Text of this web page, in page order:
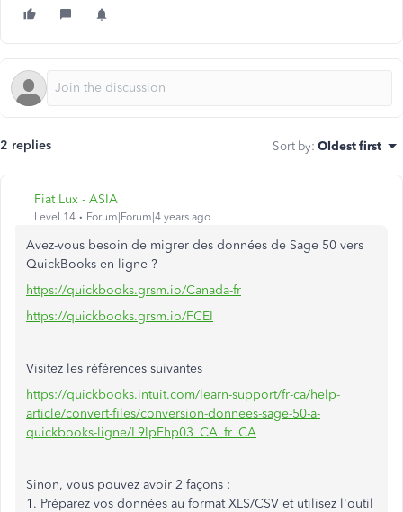
2 replies Sort by: Oldest first
Fiat Lux - ASIA
Level 14 Forum|Forum|4 years ago
Avez-vous besoin de migrer des données de Sage 50 vers
QuickBooks en ligne ?
https://quickbooks.grsm.io/Canada-fr
https://quickbooks.grsm.io/FCEI
Visitez les références suivantes
https://quickbooks.intuit.com/learn-support/fr-ca/help-
article/convert-files/conversion-donnees-sage-50-a-
quickbooks-ligne/L9lpFhp03_CA_fr_CA
Sinon, vous pouvez avoir 2 façons :
1. Préparez vos données au format XLS/CSV et utilisez l'outil